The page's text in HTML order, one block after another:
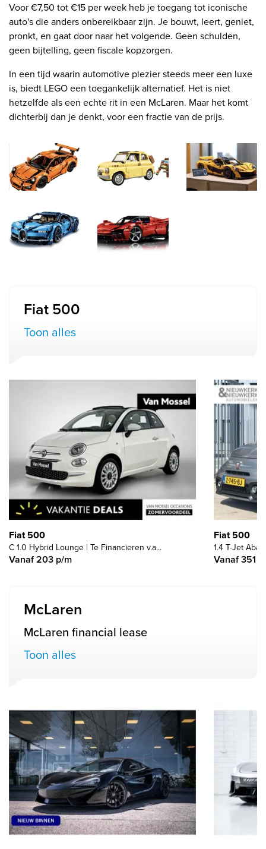
Voor €7,50 tot €15 per week heb je toegang tot iconische
auto's die anders onbereikbaar zijn. Je bouwt, leert, geniet,
pronkt, en gaat door naar het volgende. Geen schulden,
geen bijtelling, geen fiscale kopzorgen.
In een tijd waarin automotive plezier steeds meer een luxe
is, biedt LEGO een toegankelijk alternatief. Het is niet
hetzelfde als een echte rit in een McLaren. Maar het komt
dichterbij dan je denkt, voor een fractie van de prijs.
Fiat 500
Toon alles
Fiat 500
C 1.0 Hybrid Lounge | Te Financieren v.a...
Vanaf 203 p/m
Fiat 500
1.4 T-Jet
Vanaf 351
McLaren
McLaren financial lease
Toon alles